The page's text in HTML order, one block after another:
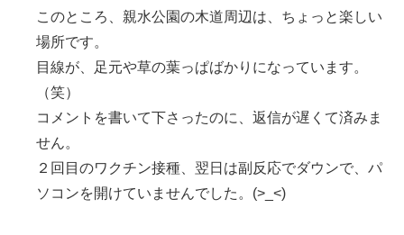
このところ、親水公園の木道周辺は、ちょっと楽しい
場所です。
目線が、足元や草の葉っぱばかりになっています。
（笑）
コメントを書いて下さったのに、返信が遅くて済みま
せん。
２回目のワクチン接種、翌日は副反応でダウンで、パ
ソコンを開けていませんでした。(>_<)